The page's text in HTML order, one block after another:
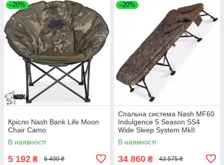
–20%
Крісло Nash Bank Life Moon
Chair Camo
В наявності
5 192 ₴ 6 490 ₴
–20%
Спальна система Nash MF60
Indulgence 5 Season SS4
Wide Sleep System MkII
В наявності
34 860 ₴ 43 575 ₴